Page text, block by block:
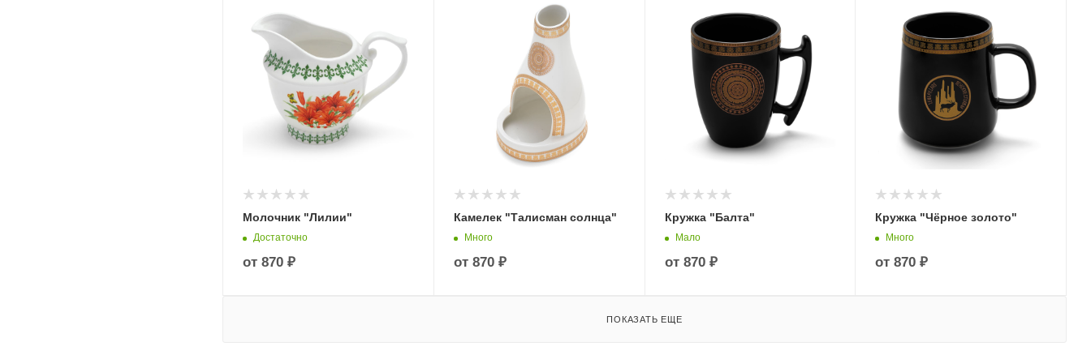
Молочник "Лилии"
Достаточно
от 870 ₽
Камелек "Талисман солнца"
Много
от 870 ₽
Кружка "Балта"
Мало
от 870 ₽
Кружка "Чёрное золото"
Много
от870 ₽
ПОКАЗАТЬ ЕЩЕ